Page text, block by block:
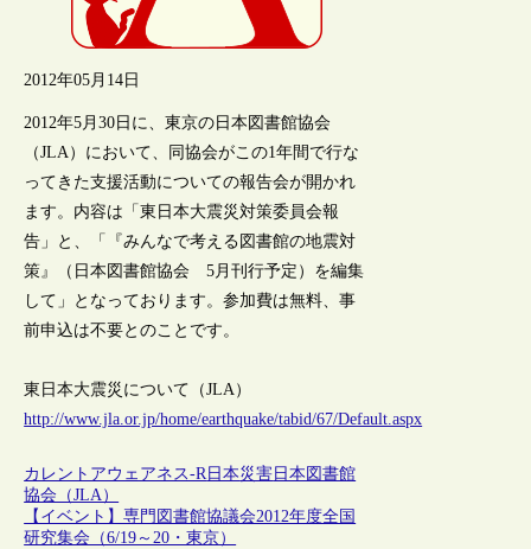
2012年05月14日
2012年5月30日に、東京の日本図書館協会
（JLA）において、同協会がこの1年間で行な
ってきた支援活動についての報告会が開かれ
ます。内容は「東日本大震災対策委員会報
告」と、「『みんなで考える図書館の地震対
策』（日本図書館協会 5月刊行予定）を編集
して」となっております。参加費は無料、事
前申込は不要とのことです。
東日本大震災について（JLA）
http://www.jla.or.jp/home/earthquake/tabid/67/Default.aspx
カレントアウェアネス-R日本災害 日本図書館
協会（JLA）
【イベント】専門図書館協議会2012年度全国
研究集会（6/19～20・東京）